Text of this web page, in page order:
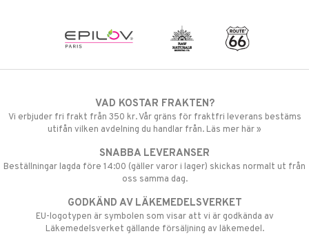
VAD KOSTAR FRAKTEN?
Vi erbjuder fri frakt från 350 kr. Vår gräns för fraktfri leverans bestäms
utifån vilken avdelning du handlar från. Läs mer här »
SNABBA LEVERANSER
Beställningar lagda före 14:00 (gäller varor i lager) skickas normalt ut från
oss samma dag.
GODKÄND AV LÄKEMEDELSVERKET
EU-logotypen är symbolen som visar att vi är godkända av
Läkemedelsverket gällande försäljning av läkemedel.